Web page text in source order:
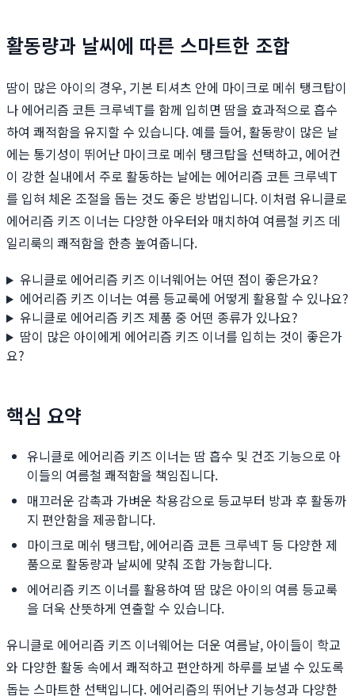
활동량과 날씨에 따른 스마트한 조합
땀이 많은 아이의 경우, 기본 티셔츠 안에 마이크로 메쉬 탱크탑이
나 에어리즘 코튼 크루넥T를 함께 입히면 땀을 효과적으로 흡수
하여 쾌적함을 유지할 수 있습니다. 예를 들어, 활동량이 많은 날
에는 통기성이 뛰어난 마이크로 메쉬 탱크탑을 선택하고, 에어컨
이 강한 실내에서 주로 활동하는 날에는 에어리즘 코튼 크루넥T
를 입혀 체온 조절을 돕는 것도 좋은 방법입니다. 이처럼 유니클로
에어리즘 키즈 이너는 다양한 아우터와 매치하여 여름철 키즈 데
일리룩의 쾌적함을 한층 높여줍니다.
유니클로 에어리즘 키즈 이너웨어는 어떤 점이 좋은가요?
에어리즘 키즈 이너는 여름 등교룩에 어떻게 활용할 수 있나요?
유니클로 에어리즘 키즈 제품 중 어떤 종류가 있나요?
땀이 많은 아이에게 에어리즘 키즈 이너를 입히는 것이 좋은가
요?
핵심 요약
유니클로 에어리즘 키즈 이너는 땀 흡수 및 건조 기능으로 아
이들의 여름철 쾌적함을 책임집니다.
매끄러운 감촉과 가벼운 착용감으로 등교부터 방과 후 활동까
지 편안함을 제공합니다.
마이크로 메쉬 탱크탑, 에어리즘 코튼 크루넥T 등 다양한 제
품으로 활동량과 날씨에 맞춰 조합 가능합니다.
에어리즘 키즈 이너를 활용하여 땀 많은 아이의 여름 등교룩
을 더욱 산뜻하게 연출할 수 있습니다.
유니클로 에어리즘 키즈 이너웨어는 더운 여름날, 아이들이 학교
와 다양한 활동 속에서 쾌적하고 편안하게 하루를 보낼 수 있도록
돕는 스마트한 선택입니다. 에어리즘의 뛰어난 기능성과 다양한